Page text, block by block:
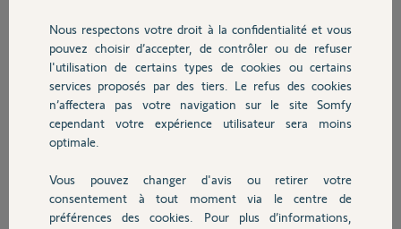
Chauffage
Autres produits
Devis avec un pro
Concernant l'utilisation de cette box il faudra vous rapprocher de free.
"Je vous informe que c'est Free qui en est charge du fonctionnement de
leur box avec nos motorisations, concernant les procédures
d'appairages, de fonctionnement de leur application, il faudra vous
Nous respectons votre droit à la confidentialité et vous
pouvez choisir d’accepter, de contrôler ou de refuser
l'utilisation de certains types de cookies ou certains
services proposés par des tiers. Le refus des cookies
n’affectera pas votre navigation sur le site Somfy
cependant votre expérience utilisateur sera moins
optimale.
Vous pouvez changer d'avis ou retirer votre
consentement à tout moment via le centre de
préférences des cookies. Pour plus d’informations,